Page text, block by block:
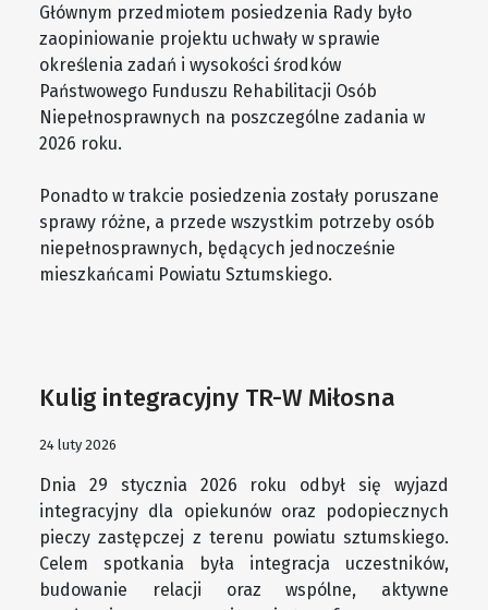
Głównym przedmiotem posiedzenia Rady było
zaopiniowanie projektu uchwały w sprawie
określenia zadań i wysokości środków
Państwowego Funduszu Rehabilitacji Osób
Niepełnosprawnych na poszczególne zadania w
2026 roku.
Ponadto w trakcie posiedzenia zostały poruszane
sprawy różne, a przede wszystkim potrzeby osób
niepełnosprawnych, będących jednocześnie
mieszkańcami Powiatu Sztumskiego.
Kulig integracyjny TR-W Miłosna
24 luty 2026
Dnia 29 stycznia 2026 roku odbył się wyjazd
integracyjny dla opiekunów oraz podopiecznych
pieczy zastępczej z terenu powiatu sztumskiego.
Celem spotkania była integracja uczestników,
budowanie relacji oraz wspólne, aktywne